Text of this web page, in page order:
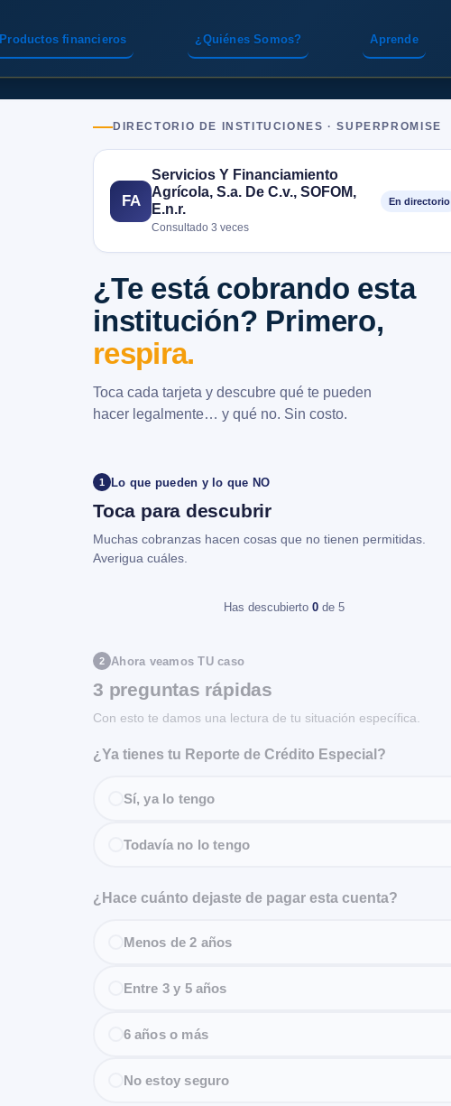
Productos financieros ¿Quiénes Somos? Aprende
DIRECTORIO DE INSTITUCIONES · SUPERPROMISE
FA
Servicios Y Financiamiento
Agrícola, S.a. De C.v., SOFOM,
E.n.r.
Consultado 3 veces
En directorio
¿Te está cobrando esta
institución? Primero,
respira.
Toca cada tarjeta y descubre qué te pueden
hacer legalmente… y qué no. Sin costo.
1 Lo que pueden y lo que NO
Toca para descubrir
Muchas cobranzas hacen cosas que no tienen permitidas.
Averigua cuáles.
Has descubierto 0 de 5
2 Ahora veamos TU caso
3 preguntas rápidas
Con esto te damos una lectura de tu situación específica.
¿Ya tienes tu Reporte de Crédito Especial?
Sí, ya lo tengo
Todavía no lo tengo
¿Hace cuánto dejaste de pagar esta cuenta?
Menos de 2 años
Entre 3 y 5 años
6 años o más
No estoy seguro